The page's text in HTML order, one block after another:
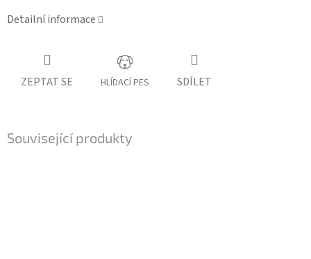
Detailní informace
ZEPTAT SE HLÍDACÍ PES SDÍLET
Související produkty